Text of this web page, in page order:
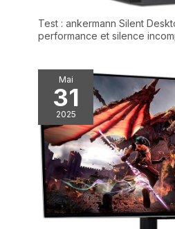
Test : ankermann Silent
performance et silence
Mai
31
2025